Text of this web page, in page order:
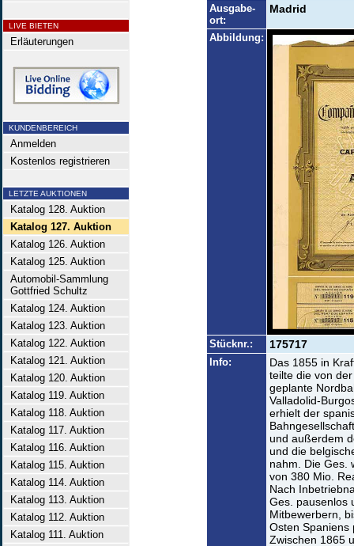
LIVE BIETEN
Erläuterungen
KUNDENBEREICH
Anmelden
Kostenlos registrieren
LETZTE AUKTIONEN
Katalog 128. Auktion
Katalog 127. Auktion
Katalog 126. Auktion
Katalog 125. Auktion
Automobil-Sammlung
Gottfried Schultz
Katalog 124. Auktion
Katalog 123. Auktion
Katalog 122. Auktion
Katalog 121. Auktion
Katalog 120. Auktion
Katalog 119. Auktion
Katalog 118. Auktion
Katalog 117. Auktion
Katalog 116. Auktion
Katalog 115. Auktion
Katalog 114. Auktion
Katalog 113. Auktion
Katalog 112. Auktion
Katalog 111. Auktion
Ausgabe-
ort:
Madrid
Abbildung:
Stücknr.: 175717
Info:
Das 1855 in
teilte die von
geplante
Valladolid-
erhielt der
und außerdem
und die
nahm. Die Ges.
von 380 Mio.
Nach
Ges. pausenlos
Mitbewerbern,
Osten Spaniens
Zwischen 1865